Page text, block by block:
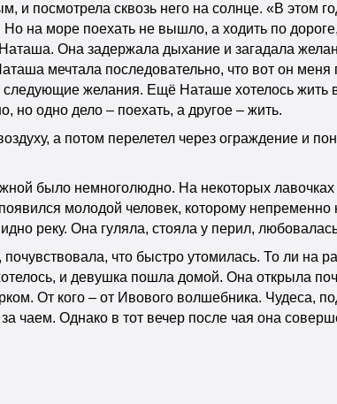
и посмотрела сквозь него на солнце. «В этом
Но на море поехать не вышло, а ходить по
Она задержала дыхание и загадала
мечтала последовательно, что вот он
следующие желания. Ещё Наташе хотелось
но одно дело – поехать, а другое – жить.
а потом перелетел через ограждение и
было немноголюдно. На некоторых
молодой человек, которому
реку. Она гуляла, стояла у перил,
что быстро утомилась. То ли на
и девушка пошла домой. Она открыла
От кого – от Ивового волшебника. Чудеса,
чаем. Однако в тот вечер после чая она